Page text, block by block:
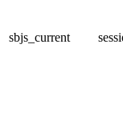
sbjs_current